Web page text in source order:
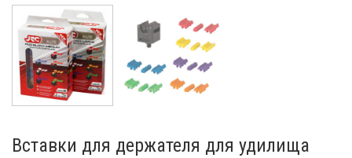
Вставки для держателя для удилища